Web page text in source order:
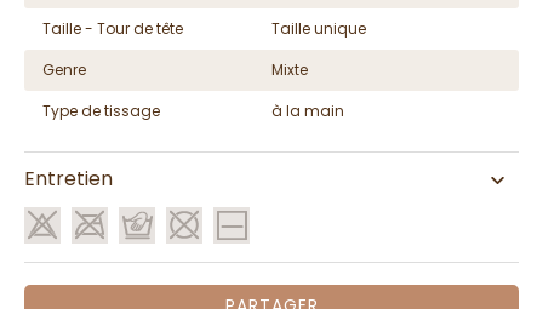
Taille - Tour de tête
Taille unique
Genre
Mixte
Type de tissage
à la main
Entretien